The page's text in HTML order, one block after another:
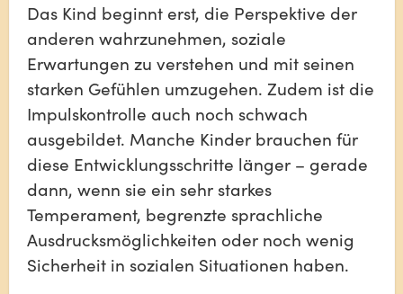
Das Kind beginnt erst, die Perspektive der
anderen wahrzunehmen, soziale
Erwartungen zu verstehen und mit seinen
starken Gefühlen umzugehen. Zudem ist die
Impulskontrolle auch noch schwach
ausgebildet. Manche Kinder brauchen für
diese Entwicklungsschritte länger – gerade
dann, wenn sie ein sehr starkes
Temperament, begrenzte sprachliche
Ausdrucksmöglichkeiten oder noch wenig
Sicherheit in sozialen Situationen haben.